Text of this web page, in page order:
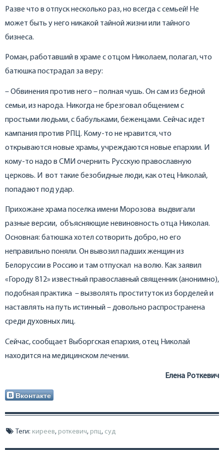
Разве что в отпуск несколько раз, но всегда с семьей! Не
может быть у него никакой тайной жизни или тайного
бизнеса.
Роман, работавший в храме с отцом Николаем, полагал, что
батюшка пострадал за веру:
– Обвинения против него – полная чушь. Он сам из бедной
семьи, из народа. Никогда не брезговал общением с
простыми людьми, с бабульками, беженцами. Сейчас идет
кампания против РПЦ. Кому-то не нравится, что
открываются новые храмы, учреждаются новые епархии. И
кому-то надо в СМИ очернить Русскую православную
церковь. И вот такие безобидные люди, как отец Николай,
попадают под удар.
Прихожане храма поселка имени Морозова выдвигали
разные версии, объясняющие невиновность отца Николая.
Основная: батюшка хотел сотворить добро, но его
неправильно поняли. Он вывозил падших женщин из
Белоруссии в Россию и там отпускал на волю. Как заявил
«Городу 812» известный православный священник (анонимно),
подобная практика – вызволять проституток из борделей и
наставлять на путь истинный – довольно распространена
среди духовных лиц.
Сейчас, сообщает Выборгская епархия, отец Николай
находится на медицинском лечении.
Елена Роткевич
Вконтакте
Теги: киреев, роткевич, рпц, суд